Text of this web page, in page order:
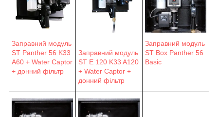
Заправний модуль
ST Panther 56 K33
A60 + Water Captor
+ донний фільтр
Заправний модуль
ST E 120 K33 A120
+ Water Captor +
донний фільтр
Заправний модуль
ST Box Panther 56
Basic